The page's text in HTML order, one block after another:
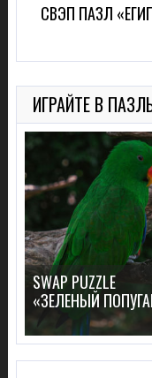
ИГРАЙТЕ В
SWAP PUZZLE
«ЗЕЛЕНЫЙ
СВЭП ПАЗЛ